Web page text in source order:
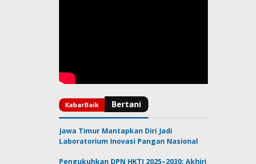
Jawa Timur Mantapkan Diri Jadi
Laboratorium Inovasi Pangan Nasional
Pengukuhkan DPN HKTI 2025–2030: Akhiri